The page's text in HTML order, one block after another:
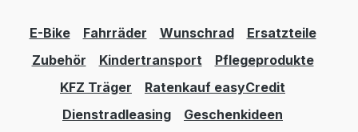
E-Bike Fahrräder Wunschrad
Ersatzteile
Zubehör
Kindertransport
Pflegeprodukte
KFZ Träger
Ratenkauf easyCredit
Dienstradleasing
Geschenkideen